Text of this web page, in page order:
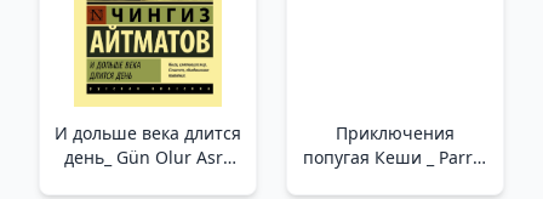
И дольше века длится
день_ Gün Olur Asra
Приключения
попугая Кеши _ Parrot